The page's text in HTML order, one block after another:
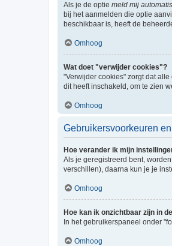
Als je de optie meld mij
bij het aanmelden die optie
beschikbaar is, heeft de
Omhoog
Wat doet "verwijder cookies"?
"Verwijder cookies" zorgt dat
dit heeft inschakeld, om te zien
Omhoog
Gebruikersvoorkeuren
Hoe verander ik mijn
Als je geregistreerd bent,
verschillen), daarna kun je je
Omhoog
Hoe kan ik onzichtbaar zijn in
In het gebruikerspaneel onder
Omhoog